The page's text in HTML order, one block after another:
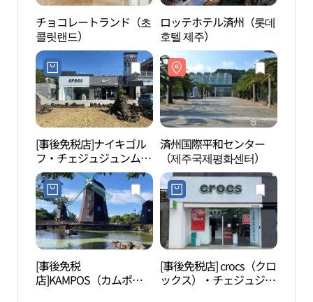
チョコレートランド（초
콜릿랜드）
ロッテホテル済州（롯데
호텔 제주）
[事後免税店]ナイキゴル
フ・チェジュジュンムン
（済州中文）店(나이키
골프 제주중문점)
済州国際平和センター
（제주국제평화센터）
[事後免税
店]KAMPOS（カムポ
[事後免税店] crocs（クロ
ックス）・チェジュジュ